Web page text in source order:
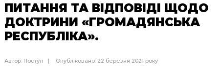
ПИТАННЯ ТА ВІДПОВІДІ ЩОДО
ДОКТРИНИ «ГРОМАДЯНСЬКА
РЕСПУБЛІКА».
Автор: Поступ Опубліковано: 22 березня 2021 року